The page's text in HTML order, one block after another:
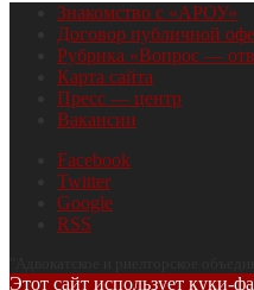
Знакомство с «АРОУ»
Договор публичной
Рубрика «Вопрос —
Карта сайта
Пресс — центр
Вакансии
Facebook
Twitter
Google
RSS
Этот сайт использует куки-